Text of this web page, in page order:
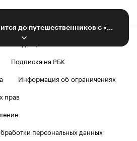
Ozon Travel дозвонится до путешественников с «Этикеткой» от билайна
Редакция
Подписка на РБК
Информация об ограничениях
прав
персональных данных